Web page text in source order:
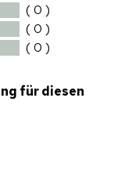
( 0 )
( 0 )
( 0 )
für diesen